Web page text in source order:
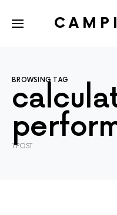
BROWSING TAG
1 POST